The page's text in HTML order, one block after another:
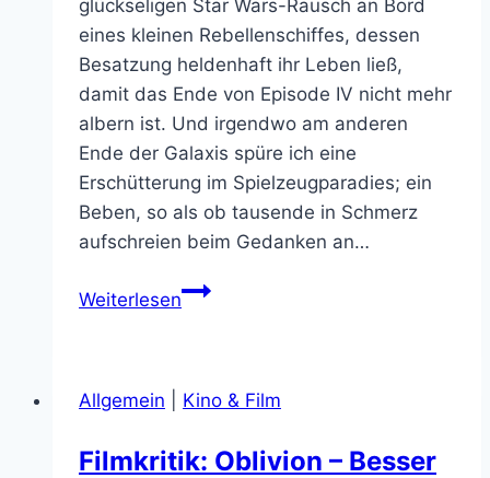
glückseligen Star Wars-Rausch an Bord
eines kleinen Rebellenschiffes, dessen
Besatzung heldenhaft ihr Leben ließ,
damit das Ende von Episode IV nicht mehr
albern ist. Und irgendwo am anderen
Ende der Galaxis spüre ich eine
Erschütterung im Spielzeugparadies; ein
Beben, so als ob tausende in Schmerz
aufschreien beim Gedanken an…
Weiterlesen5
Solo
für
Allgemein Kino & Film
Filmkritik: Oblivion – Besser